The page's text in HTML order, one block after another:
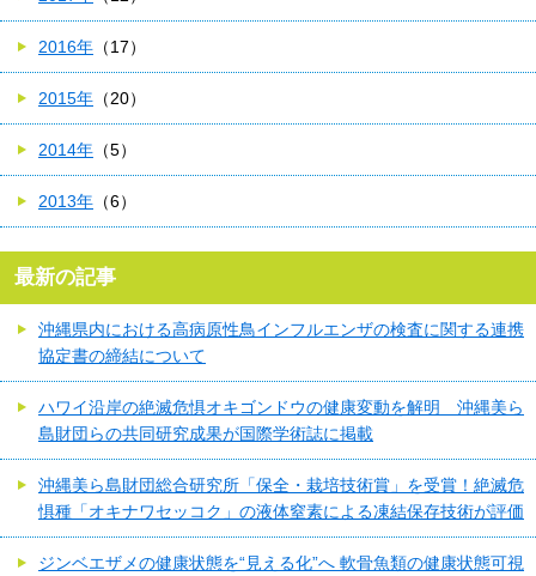
2016年 （17）
2015年 （20）
2014年 （5）
2013年 （6）
最新の記事
沖縄県内における高病原性鳥インフルエンザの検査に関する連携
協定書の締結について
ハワイ沿岸の絶滅危惧オキゴンドウの健康変動を解明 沖縄美ら
島財団らの共同研究成果が国際学術誌に掲載
沖縄美ら島財団総合研究所「保全・栽培技術賞」を受賞！絶滅危
惧種「オキナワセッコク」の液体窒素による凍結保存技術が評価
ジンベエザメの健康状態を“見える化”へ 軟骨魚類の健康状態可視